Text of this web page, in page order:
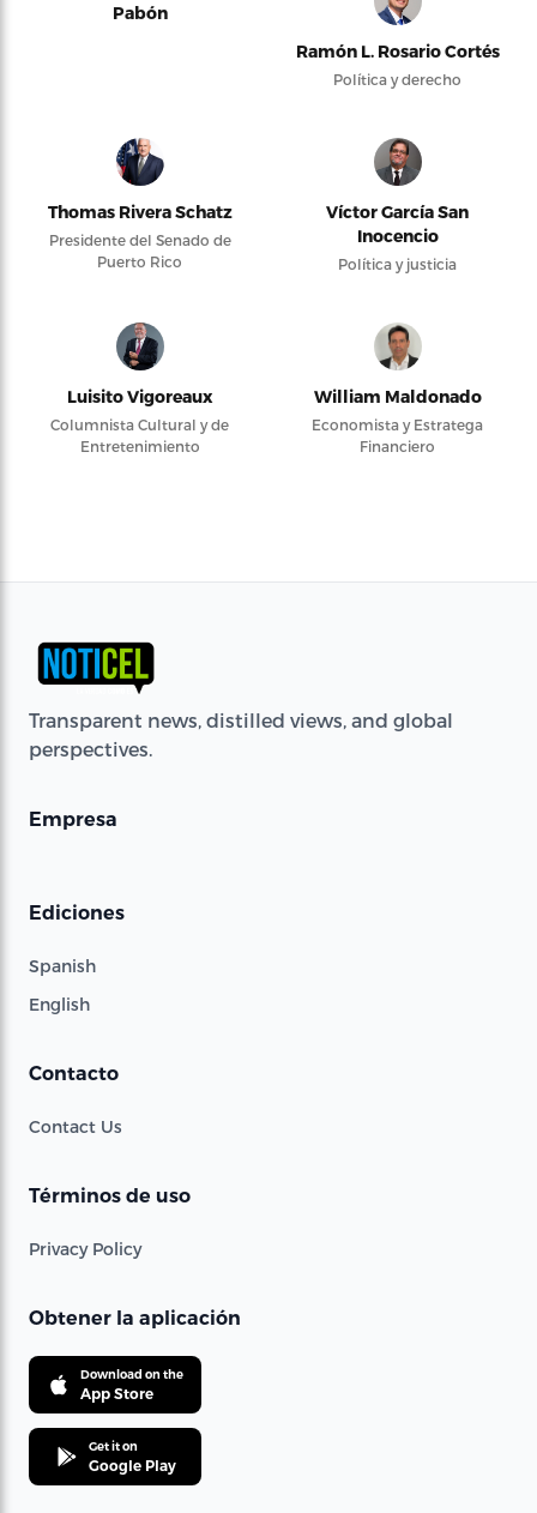
Pabón
Ramón L. Rosario Cortés
Política y derecho
Thomas Rivera Schatz
Presidente del Senado de
Puerto Rico
Víctor García San
Inocencio
Política y justicia
Luisito Vigoreaux
Columnista Cultural y de
Entretenimiento
William Maldonado
Economista y Estratega
Financiero
Transparent news, distilled views, and global
perspectives.
Empresa
Ediciones
Spanish
English
Contacto
Contact Us
Términos de uso
Privacy Policy
Obtener la aplicación
Download on the
App Store
Get it on
Google Play